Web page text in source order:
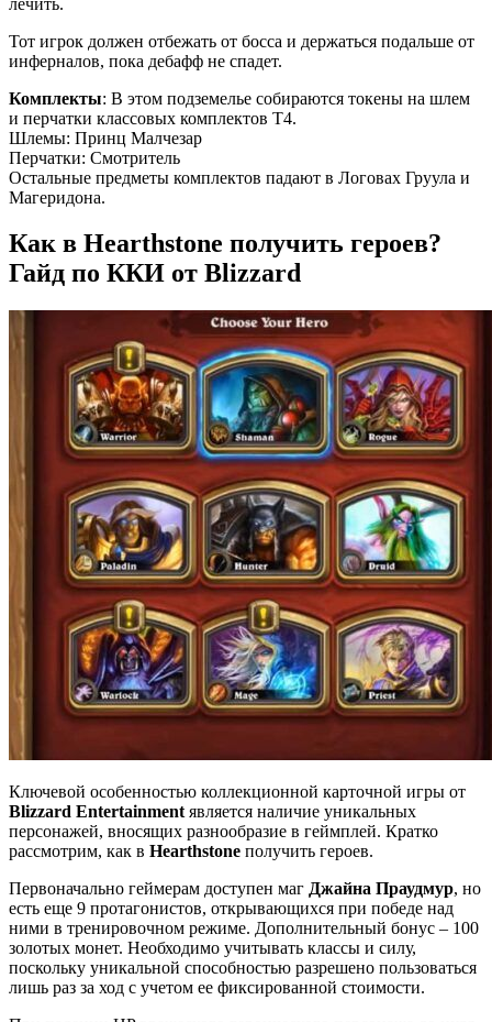
Тот игрок должен отбежать от босса и держаться подальше от
инферналов, пока дебафф не спадет.
Комплекты: В этом подземелье собираются токены на шлем
и перчатки классовых комплектов T4.
Шлемы: Принц Малчезар
Перчатки: Смотритель
Остальные предметы комплектов падают в Логовах Груула и
Магеридона.
Как в Hearthstone получить героев?
Гайд по ККИ от Blizzard
Ключевой особенностью коллекционной карточной игры от
Blizzard Entertainment является наличие уникальных
персонажей, вносящих разнообразие в геймплей. Кратко
рассмотрим, как в Hearthstone получить героев.
Первоначально геймерам доступен маг Джайна Праудмур, но
есть еще 9 протагонистов, открывающихся при победе над
ними в тренировочном режиме. Дополнительный бонус – 100
золотых монет. Необходимо учитывать классы и силу,
поскольку уникальной способностью разрешено пользоваться
лишь раз за ход с учетом ее фиксированной стоимости.